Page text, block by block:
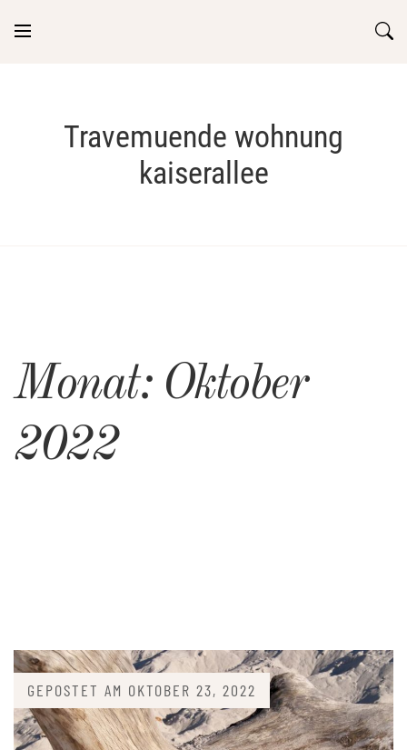
Travemuende wohnung
kaiserallee
Monat: Oktober
2022
GEPOSTET AM OKTOBER 23, 2022